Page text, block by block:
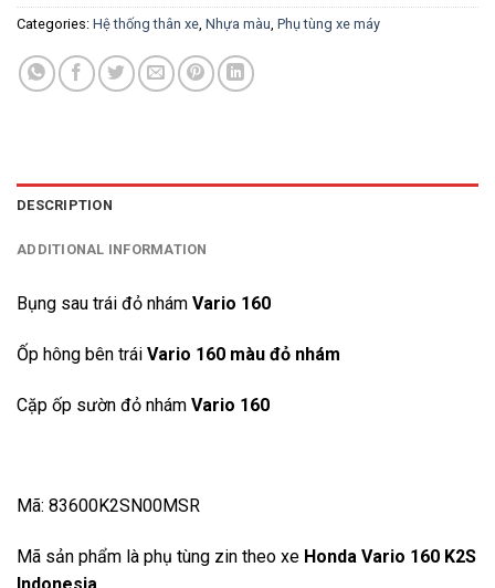
Categories: Hệ thống thân xe, Nhựa màu, Phụ tùng xe máy
DESCRIPTION
ADDITIONAL INFORMATION
Bụng sau trái đỏ nhám Vario 160
Ốp hông bên trái Vario 160 màu đỏ nhám
Cặp ốp sườn đỏ nhám Vario 160
Mã: 83600K2SN00MSR
Mã sản phẩm là phụ tùng zin theo xe Honda Vario 160 K2S